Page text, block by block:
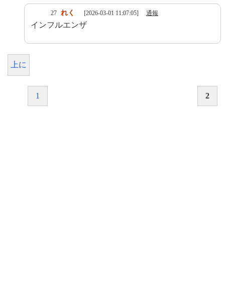
27 れく [2026-03-01 11:07:05] 通報
インフルエンザ
上に
1 2